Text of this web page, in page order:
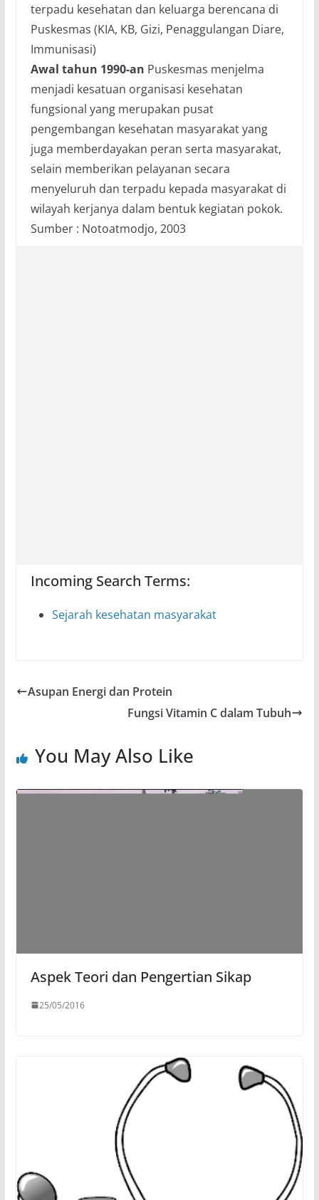
terpadu kesehatan dan keluarga berencana di
Puskesmas (KIA, KB, Gizi, Penaggulangan Diare,
Immunisasi)
Awal tahun 1990-an Puskesmas menjelma
menjadi kesatuan organisasi kesehatan
fungsional yang merupakan pusat
pengembangan kesehatan masyarakat yang
juga memberdayakan peran serta masyarakat,
selain memberikan pelayanan secara
menyeluruh dan terpadu kepada masyarakat di
wilayah kerjanya dalam bentuk kegiatan pokok.
Sumber : Notoatmodjo, 2003
Incoming Search Terms:
Sejarah kesehatan masyarakat
Asupan Energi dan Protein
Fungsi Vitamin C dalam Tubuh
You May Also Like
Aspek Teori dan Pengertian Sikap
25/05/2016